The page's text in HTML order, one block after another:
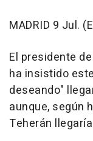
MADRID 9 Jul.
El presidente
ha insistido
deseando"
aunque, según
Teherán